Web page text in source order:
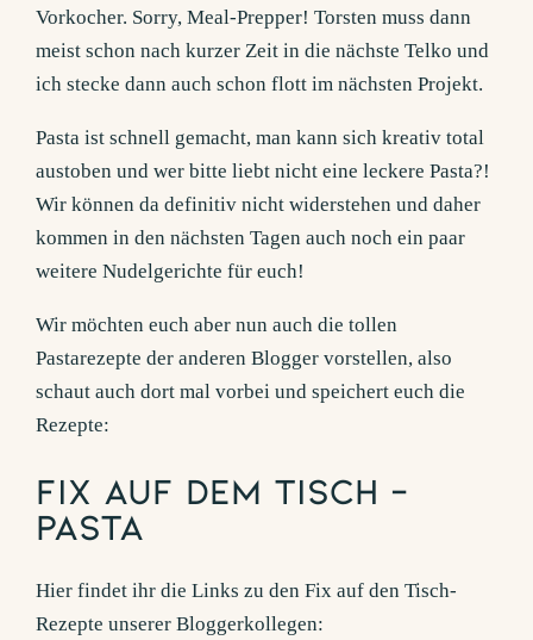
Vorkocher. Sorry, Meal-Prepper! Torsten muss dann
meist schon nach kurzer Zeit in die nächste Telko und
ich stecke dann auch schon flott im nächsten Projekt.
Pasta ist schnell gemacht, man kann sich kreativ total
austoben und wer bitte liebt nicht eine leckere Pasta?!
Wir können da definitiv nicht widerstehen und daher
kommen in den nächsten Tagen auch noch ein paar
weitere Nudelgerichte für euch!
Wir möchten euch aber nun auch die tollen
Pastarezepte der anderen Blogger vorstellen, also
schaut auch dort mal vorbei und speichert euch die
Rezepte:
Fix aUF DEm TISCH –
Pasta
Hier findet ihr die Links zu den Fix auf den Tisch-
Rezepte unserer Bloggerkollegen: